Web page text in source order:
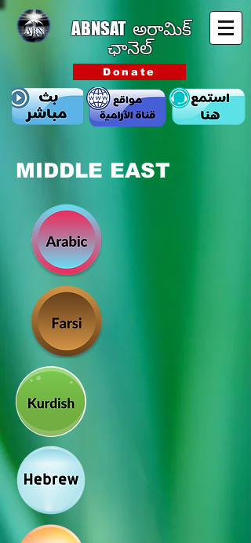
ABNSAT అరామిక్
ఛానెల్
Donate
MIDDLE EAST